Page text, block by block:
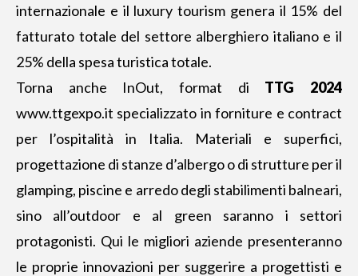
internazionale e il luxury tourism genera il 15% del
fatturato totale del settore alberghiero italiano e il
25% della spesa turistica totale.
Torna anche InOut, format di TTG 2024
www.ttgexpo.it specializzato in forniture e contract
per l’ospitalità in Italia. Materiali e superfici,
progettazione di stanze d’albergo o di strutture per il
glamping, piscine e arredo degli stabilimenti balneari,
sino all’outdoor e al green saranno i settori
protagonisti. Qui le migliori aziende presenteranno
le proprie innovazioni per suggerire a progettisti e